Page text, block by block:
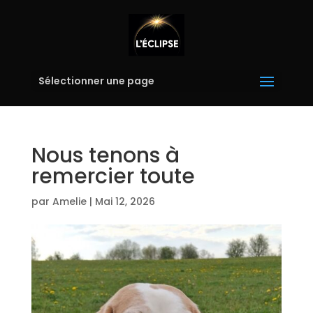
Sélectionner une page
Nous tenons à
remercier toute
par Amelie| Mai 12, 2026